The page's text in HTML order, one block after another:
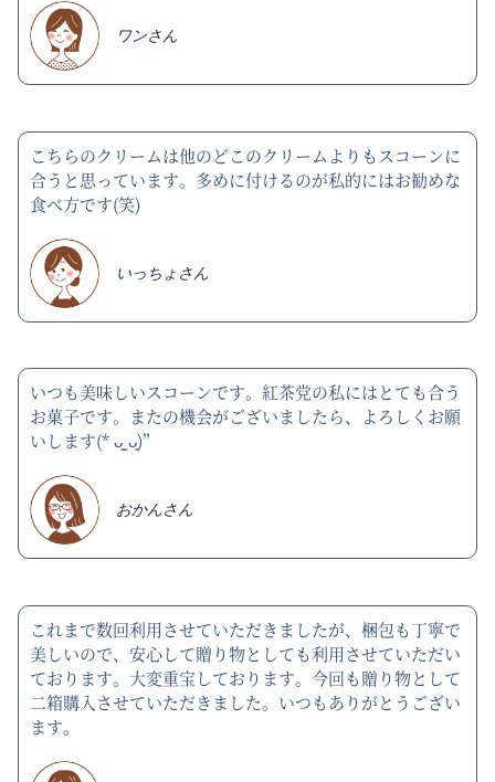
ワンさん
こちらのクリームは他のどこのクリームよりもスコーンに
合うと思っています。多めに付けるのが私的にはお勧めな
食べ方です(笑)
いっちょさん
いつも美味しいスコーンです。紅茶党の私にはとても合う
お菓子です。またの機会がございましたら、よろしくお願
いします(* ᴗ͈ˬᴗ͈)”
おかんさん
これまで数回利用させていただきましたが、梱包も丁寧で
美しいので、安心して贈り物としても利用させていただい
ております。大変重宝しております。今回も贈り物として
二箱購入させていただきました。いつもありがとうござい
ます。